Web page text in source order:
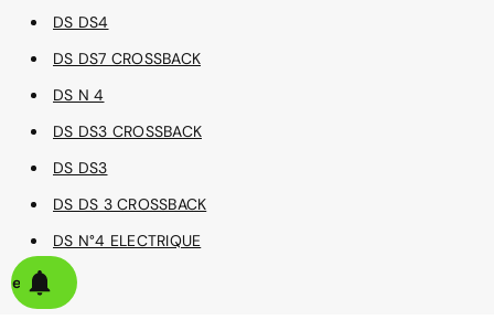
DS DS4
DS DS7 CROSSBACK
DS N 4
DS DS3 CROSSBACK
DS DS3
DS DS 3 CROSSBACK
DS N°4 ELECTRIQUE